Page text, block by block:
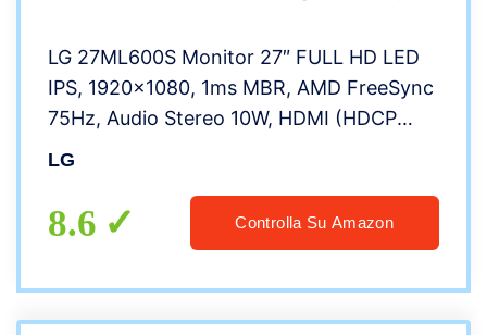
LG 27ML600S Monitor 27″ FULL HD LED
IPS, 1920×1080, 1ms MBR, AMD FreeSync
75Hz, Audio Stereo 10W, HDMI (HDCP
1.4), VGA, Uscita Audio, Flicker Safe,
LG
8.6 Controlla Su Amazon